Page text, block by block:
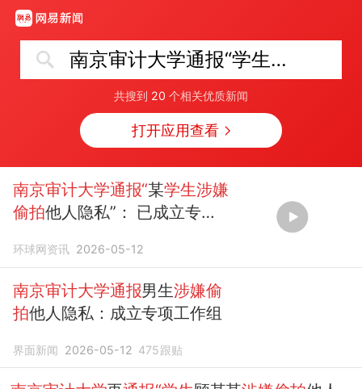
南京审计大学通报“学生涉嫌偷拍”
共搜到 20 个相关优质新闻
打开应用查看
南京审计大学通报“某学生涉嫌
偷拍他人隐私”： 已成立专项
环球网资讯 2026-05-12
南京审计大学通报男生涉嫌偷
拍他人隐私：成立专项工作组
界面新闻 2026-05-12 475跟贴